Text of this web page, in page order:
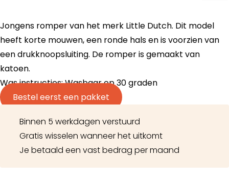
Jongens romper van het merk Little Dutch. Dit model
heeft korte mouwen, een ronde hals en is voorzien van
een drukknoopsluiting. De romper is gemaakt van
katoen.
Was instructies: Wasbaar op 30 graden
Bestel eerst een pakket
Binnen 5 werkdagen verstuurd
Gratis wisselen wanneer het uitkomt
Je betaald een vast bedrag per maand